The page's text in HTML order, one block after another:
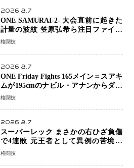
2026.8.7
ONE SAMURAI-2- 大会直前に起きた
計量の波紋 笠原弘希ら注目ファイタ
ーは契約体重で決戦へ、山本歩夢と平
格闘技
2026.8.7
ONE Friday Fights 165メイン＝スアキ
ムが195cmのナビル・アナンからダウ
ン奪取！猛反撃を耐え抜き判定勝利、
格闘技
2026.8.7
スーパーレック まさかの右ひざ負傷
で4連敗 元王者として異例の苦境…
「アクシデント」でも消えない危険信
格闘技